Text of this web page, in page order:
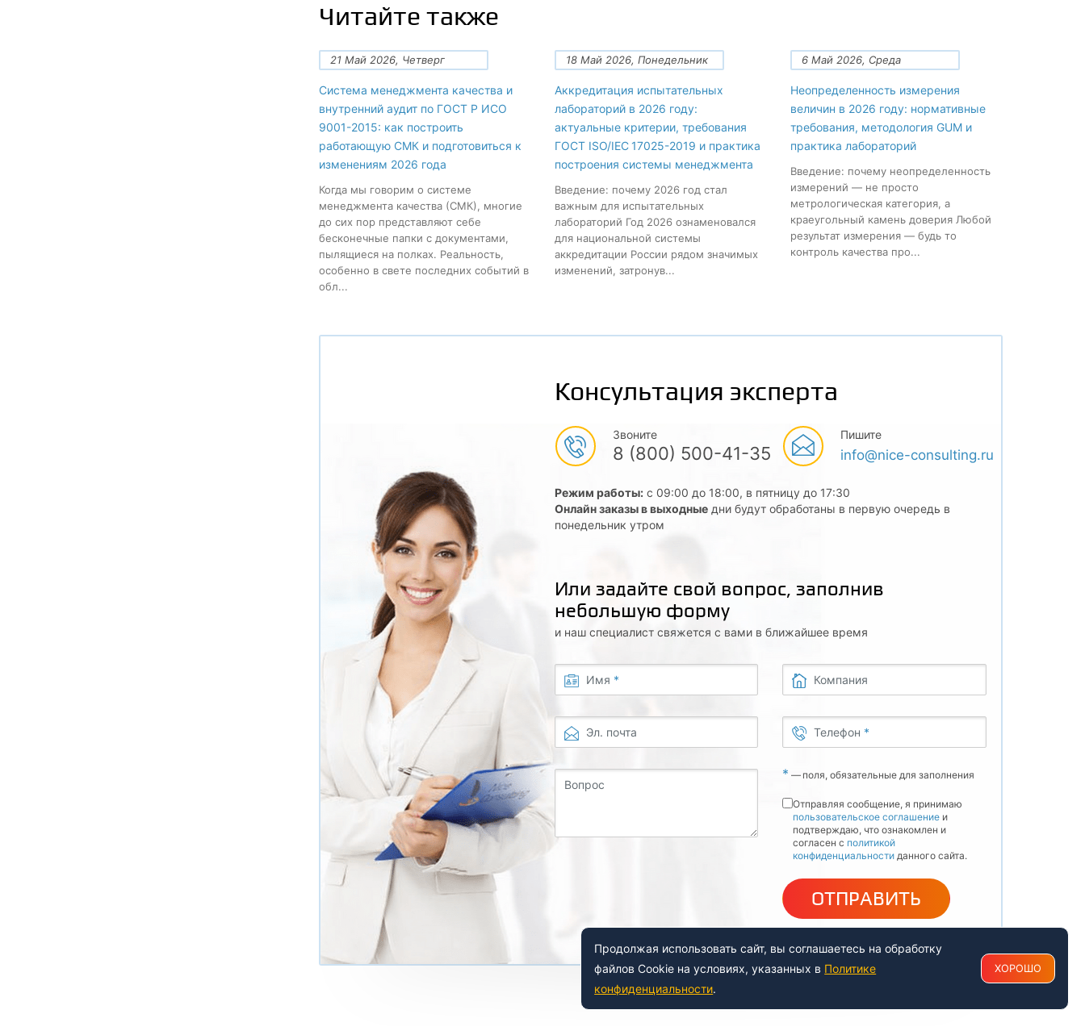
Читайте также
21 Май 2026, Четверг
Система менеджмента качества и
внутренний аудит по ГОСТ Р ИСО
9001-2015: как построить
работающую СМК и подготовиться к
изменениям 2026 года
Когда мы говорим о системе
менеджмента качества (СМК), многие
до сих пор представляют себе
бесконечные папки с документами,
пылящиеся на полках. Реальность,
особенно в свете последних событий в
обл...
18 Май 2026, Понедельник
Аккредитация испытательных
лабораторий в 2026 году:
актуальные критерии, требования
ГОСТ ISO/IEC 17025-2019 и практика
построения системы менеджмента
Введение: почему 2026 год стал
важным для испытательных
лабораторий Год 2026 ознаменовался
для национальной системы
аккредитации России рядом значимых
изменений, затронув...
6 Май 2026, Среда
Неопределенность измерения
величин в 2026 году: нормативные
требования, методология GUM и
практика лабораторий
Введение: почему неопределенность
измерений — не просто
метрологическая категория, а
краеугольный камень доверия Любой
результат измерения — будь то
контроль качества про...
Консультация эксперта
Звоните
8 (800) 500-41-35
Пишите
info@nice-consulting.ru
Режим работы:с 09:00 до 18:00, в пятницу до 17:30
Онлайн заказы в выходныедни будут обработаны в первую очередь в
понедельник утром
Или задайте свой вопрос, заполнив
небольшую форму
и наш специалист свяжется с вами в ближайшее время
Имя *
Эл. почта
Вопрос
Компания
Телефон *
* — поля, обязательные для заполнения
Отправляя сообщение, я принимаю
пользовательское соглашение и
подтверждаю, что ознакомлен и
согласен с политикой
конфиденциальности данного сайта.
ОТПРАВИТЬ
Продолжая использовать сайт, вы соглашаетесь на обработку
файлов Cookie на условиях, указанных в Политике
конфиденциальности.
ХОРОШО